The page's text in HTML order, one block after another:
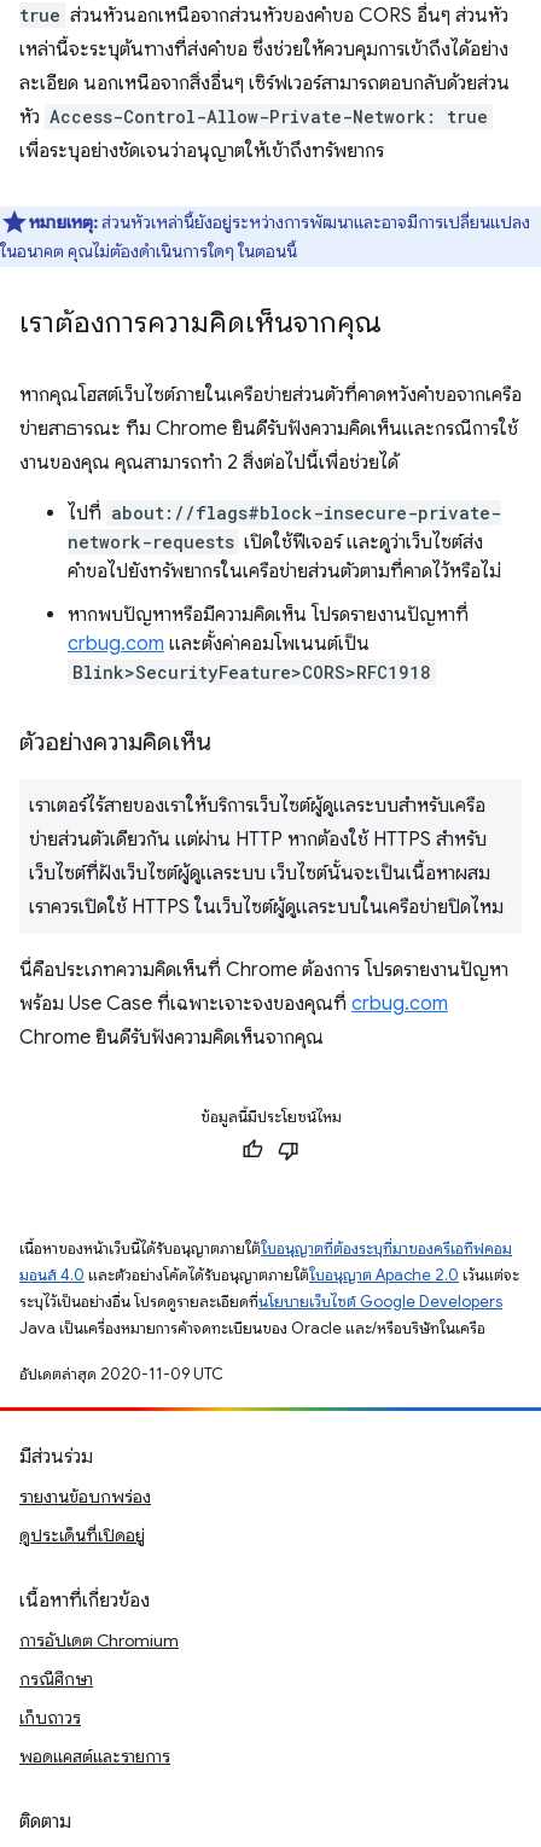
true ส่วนหัวนอกเหนือจากส่วนหัวของคำขอ CORS อื่นๆ ส่วนหัว
เหล่านี้จะระบุต้นทางที่ส่งคำขอ ซึ่งช่วยให้ควบคุมการเข้าถึงได้อย่าง
ละเอียด นอกเหนือจากสิ่งอื่นๆ เซิร์ฟเวอร์สามารถตอบกลับด้วยส่วน
หัว Access-Control-Allow-Private-Network: true
เพื่อระบุอย่างชัดเจนว่าอนุญาตให้เข้าถึงทรัพยากร
หมายเหตุ:ส่วนหัวเหล่านี้ยังอยู่ระหว่างการพัฒนาและอาจมีการเปลี่ยนแปลง
ในอนาคต คุณไม่ต้องดำเนินการใดๆ ในตอนนี้
เราต้องการความคิดเห็นจากคุณ
หากคุณโฮสต์เว็บไซต์ภายในเครือข่ายส่วนตัวที่คาดหวังคำขอจากเครือ
ข่ายสาธารณะ ทีม Chrome ยินดีรับฟังความคิดเห็นและกรณีการใช้
งานของคุณ คุณสามารถทำ 2 สิ่งต่อไปนี้เพื่อช่วยได้
ไปที่ about://flags#block-insecure-private-
network-requests เปิดใช้ฟีเจอร์ และดูว่าเว็บไซต์ส่ง
คำขอไปยังทรัพยากรในเครือข่ายส่วนตัวตามที่คาดไว้หรือไม่
หากพบปัญหาหรือมีความคิดเห็น โปรดรายงานปัญหาที่
crbug.com และตั้งค่าคอมโพเนนต์เป็น
Blink>SecurityFeature>CORS>RFC1918
ตัวอย่างความคิดเห็น
เราเตอร์ไร้สายของเราให้บริการเว็บไซต์ผู้ดูแลระบบสำหรับเครือ
ข่ายส่วนตัวเดียวกัน แต่ผ่าน HTTP หากต้องใช้ HTTPS สำหรับ
เว็บไซต์ที่ฝังเว็บไซต์ผู้ดูแลระบบ เว็บไซต์นั้นจะเป็นเนื้อหาผสม
เราควรเปิดใช้ HTTPS ในเว็บไซต์ผู้ดูแลระบบในเครือข่ายปิดไหม
นี่คือประเภทความคิดเห็นที่ Chrome ต้องการ โปรดรายงานปัญหา
พร้อม Use Case ที่เฉพาะเจาะจงของคุณที่ crbug.com
Chrome ยินดีรับฟังความคิดเห็นจากคุณ
ข้อมูลนี้มีประโยชน์ไหม
เนื้อหาของหน้าเว็บนี้ได้รับอนุญาตภายใต้ใบอนุญาตที่ต้องระบุที่มาของครีเอทีฟคอม
มอนส์ 4.0 และตัวอย่างโค้ดได้รับอนุญาตภายใต้ใบอนุญาต Apache 2.0 เว้นแต่จะ
ระบุไว้เป็นอย่างอื่น โปรดดูรายละเอียดที่นโยบายเว็บไซต์ Google Developers
Java เป็นเครื่องหมายการค้าจดทะเบียนของ Oracle และ/หรือบริษัทในเครือ
อัปเดตล่าสุด 2020-11-09 UTC
มีส่วนร่วม
รายงานข้อบกพร่อง
ดูประเด็นที่เปิดอยู่
เนื้อหาที่เกี่ยวข้อง
การอัปเดต Chromium
กรณีศึกษา
เก็บถาวร
พอดแคสต์และรายการ
ติดตาม